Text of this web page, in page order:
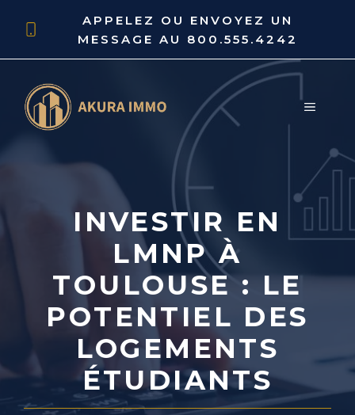
APPELEZ OU ENVOYEZ UN
MESSAGE AU 800.555.4242
MENU
INVESTIR EN
LMNP À
TOULOUSE : LE
POTENTIEL DES
LOGEMENTS
ÉTUDIANTS